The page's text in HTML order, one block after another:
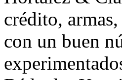
crédito,
con un buen